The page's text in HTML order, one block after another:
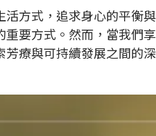
方式，追求身心的平衡
要方式。然而，當我們
療與可持續發展之間的